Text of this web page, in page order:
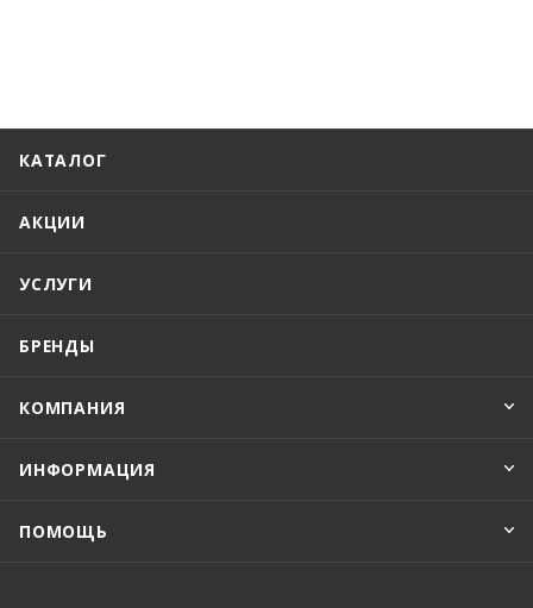
КАТАЛОГ
АКЦИИ
УСЛУГИ
БРЕНДЫ
КОМПАНИЯ
ИНФОРМАЦИЯ
ПОМОЩЬ